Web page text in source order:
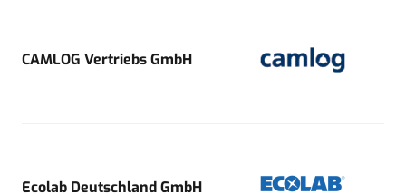
CAMLOG Vertriebs GmbH
Ecolab Deutschland GmbH